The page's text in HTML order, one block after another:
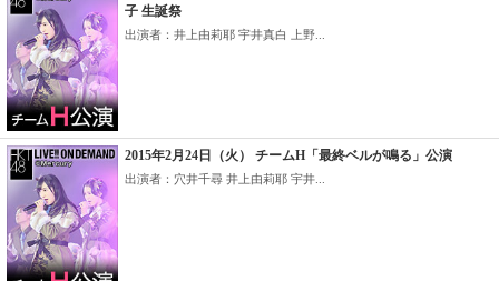
子 生誕祭
出演者：井上由莉耶 宇井真白 上野...
2015年2月24日（火） チームH「最終ベルが鳴る」公演
出演者：穴井千尋 井上由莉耶 宇井...